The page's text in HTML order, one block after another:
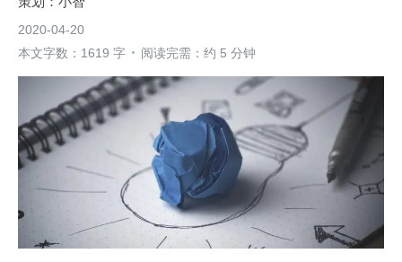
2020-04-20
本文字数：1619 字
阅读完需：约 5 分钟